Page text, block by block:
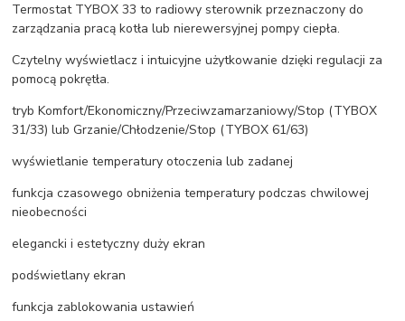
Termostat TYBOX 33 to radiowy sterownik przeznaczony do
zarządzania pracą kotła lub nierewersyjnej pompy ciepła.
Czytelny wyświetlacz i intuicyjne użytkowanie dzięki regulacji za
pomocą pokrętła.
tryb Komfort/Ekonomiczny/Przeciwzamarzaniowy/Stop (TYBOX
31/33) lub Grzanie/Chłodzenie/Stop (TYBOX 61/63)
wyświetlanie temperatury otoczenia lub zadanej
funkcja czasowego obniżenia temperatury podczas chwilowej
nieobecności
elegancki i estetyczny duży ekran
podświetlany ekran
funkcja zablokowania ustawień